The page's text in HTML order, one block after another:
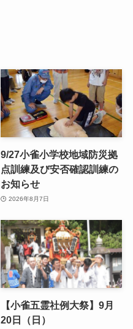
9/27小雀小学校地域防災拠
点訓練及び安否確認訓練の
お知らせ
2026年8月7日
【小雀五霊社例大祭】9月
20日（日）